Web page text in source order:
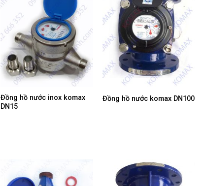
Đồng hồ nước inox komax
DN15
Đồng hồ nước komax DN100